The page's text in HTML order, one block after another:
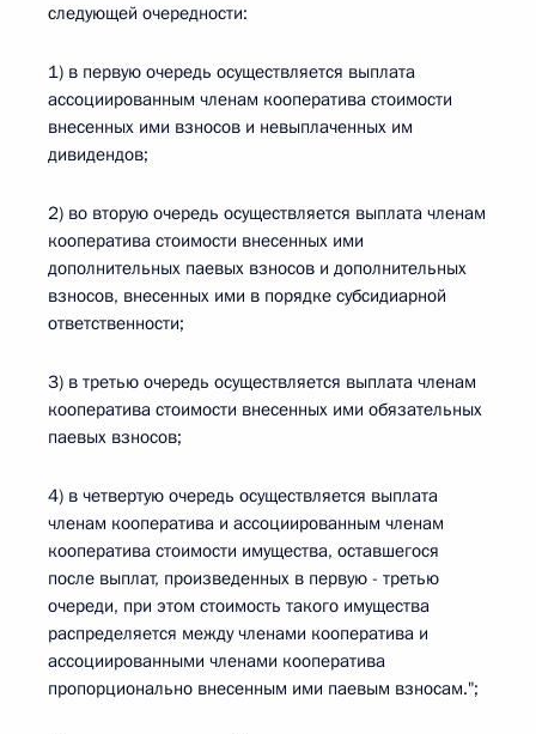
следующей очередности:
1) в первую очередь осуществляется выплата
ассоциированным членам кооператива стоимости
внесенных ими взносов и невыплаченных им
дивидендов;
2) во вторую очередь осуществляется выплата членам
кооператива стоимости внесенных ими
дополнительных паевых взносов и дополнительных
взносов, внесенных ими в порядке субсидиарной
ответственности;
3) в третью очередь осуществляется выплата членам
кооператива стоимости внесенных ими обязательных
паевых взносов;
4) в четвертую очередь осуществляется выплата
членам кооператива и ассоциированным членам
кооператива стоимости имущества, оставшегося
после выплат, произведенных в первую - третью
очереди, при этом стоимость такого имущества
распределяется между членами кооператива и
ассоциированными членами кооператива
пропорционально внесенным ими паевым взносам.";